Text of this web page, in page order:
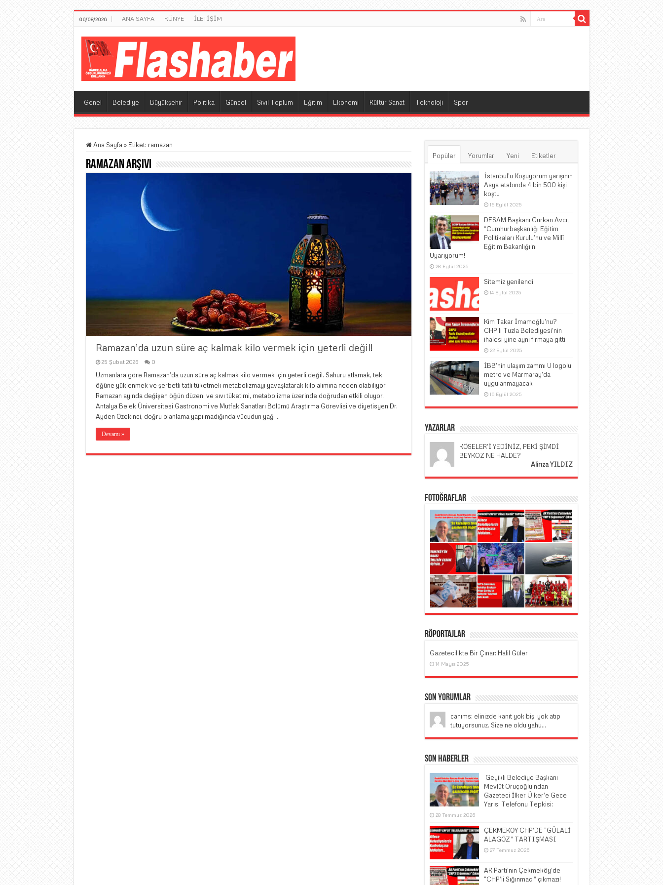
06/08/2026 ANA SAYFA KÜNYE İLETİŞİM
Genel Belediye Büyükşehir Politika Güncel Sivil Toplum Eğitim Ekonomi Kültür Sanat Teknoloji Spor
Ana Sayfa » Etiket: ramazan
ramazanArşivi
Ramazan’da uzun süre aç kalmak kilo vermek için yeterli değil!
25 Şubat 2026 0
Uzmanlara göre Ramazan’da uzun süre aç kalmak kilo vermek için yeterli değil. Sahuru atlamak, tek
öğüne yüklenmek ve şerbetli tatlı tüketmek metabolizmayı yavaşlatarak kilo alımına neden olabiliyor.
Ramazan ayında değişen öğün düzeni ve sıvı tüketimi, metabolizma üzerinde doğrudan etkili oluyor.
Antalya Belek Üniversitesi Gastronomi ve Mutfak Sanatları Bölümü Araştırma Görevlisi ve diyetisyen Dr.
Ayden Özekinci, doğru planlama yapılmadığında vücudun yağ …
Devamı »
Popüler Yorumlar Yeni Etiketler
İstanbul’u Koşuyorum yarışının
Asya etabında 4 bin 500 kişi
koştu
15 Eylül 2025
DESAM Başkanı Gürkan Avcı,
“Cumhurbaşkanlığı Eğitim
Politikaları Kurulu’nu ve Millî
Eğitim Bakanlığı’nı
Uyarıyorum!
28 Eylül 2025
Sitemiz yenilendi!
14 Eylül 2025
Kim Takar İmamoğlu’nu?
CHP’li Tuzla Belediyesi’nin
ihalesi yine aynı firmaya gitti
22 Eylül 2025
İBB’nin ulaşım zammı U logolu
metro ve Marmaray’da
uygulanmayacak
16 Eylül 2025
Yazarlar
KÖSELER’İ YEDİNİZ, PEKİ ŞİMDİ
BEYKOZ NE HALDE?
Alirıza YILDIZ
Fotoğraflar
Röportajlar
Gazetecilikte Bir Çınar: Halil Güler
14 Mayıs 2025
Son Yorumlar
canıms: elinizde kanıt yok bişi yok atıp
tutuyorsunuz. Size ne oldu yahu...
Son Haberler
​ Geyikli Belediye Başkanı
Mevlüt Oruçoğlu’ndan
Gazeteci İlker Ülker’e Gece
Yarısı Telefonu Tepkisi:
28 Temmuz 2026
ÇEKMEKÖY CHP’DE “GÜLALİ
ALAGÖZ” TARTIŞMASI
27 Temmuz 2026
AK Parti’nin Çekmeköy’de
“CHP’li Sığınmacı” çıkmazı!